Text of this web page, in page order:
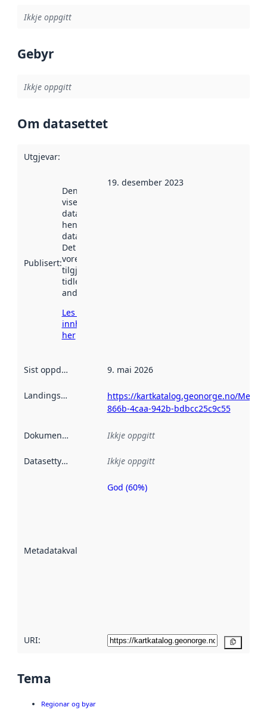
Ikkje oppgitt
Gebyr
Ikkje oppgitt
Om datasettet
Utgjevar:
Publisert:
Denne datoen
viser når
datasettet vart
henta inn av
data.norge.no.
Det kan ha
vore
tilgjengeleg
tidlegare
andre stader.
Les meir om
innhenting
her
19. desember 2023
Sist oppdatert 9. mai 2026
Landingsside
https://kartkatalog.geonorge.no/
866b-4caa-942b-bdbcc25c9c55
Dokumentasjon Ikkje oppgitt
Datasettype Ikkje oppgitt
Metadatakvalitet
Metadatakvalitet
God (60%)
URI:
Tema
Regionar og byar